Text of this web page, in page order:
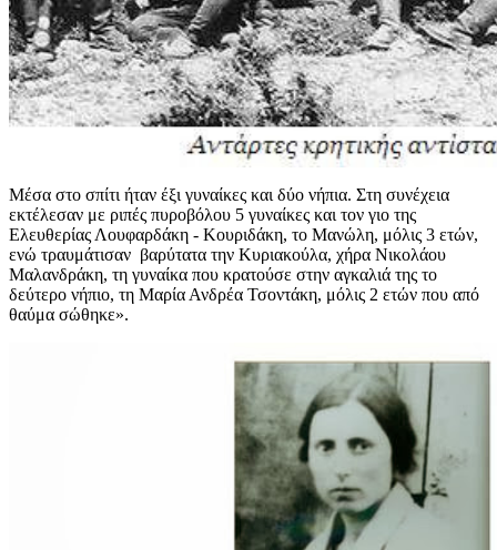
Μέσα στο σπίτι ήταν έξι γυναίκες και δύο νήπια. Στη συνέχεια
εκτέλεσαν με ριπές πυροβόλου 5 γυναίκες και τον γιο της
Ελευθερίας Λουφαρδάκη - Κουριδάκη, το Μανώλη, μόλις 3 ετών,
ενώ τραυμάτισαν βαρύτατα την Κυριακούλα, χήρα Νικολάου
Μαλανδράκη, τη γυναίκα που κρατούσε στην αγκαλιά της το
δεύτερο νήπιο, τη Μαρία Ανδρέα Τσοντάκη, μόλις 2 ετών που από
θαύμα σώθηκε».